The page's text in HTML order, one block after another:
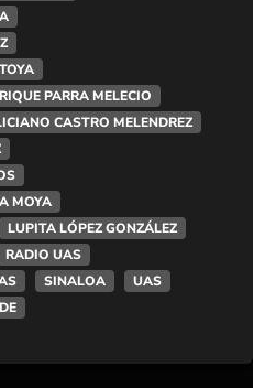
PARRA MELECIO
CASTRO MELENDREZ
MOYA
LUPITA LÓPEZ GONZÁLEZ
RADIO UAS
SINALOA
UAS